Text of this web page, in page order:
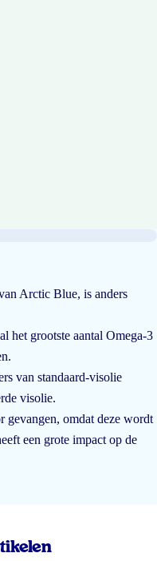
Arctic Blue, is anders
het grootste aantal Omega-3
van standaard-visolie
visolie.
gevangen, omdat deze wordt
een grote impact op de